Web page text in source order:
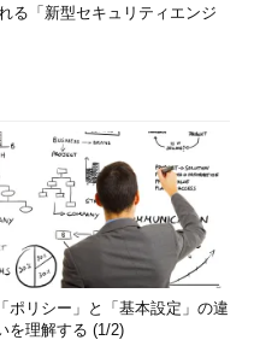
る「新型セキュリティエンジ
「ポリシー」と「基本設定」の違
を理解する (1/2)